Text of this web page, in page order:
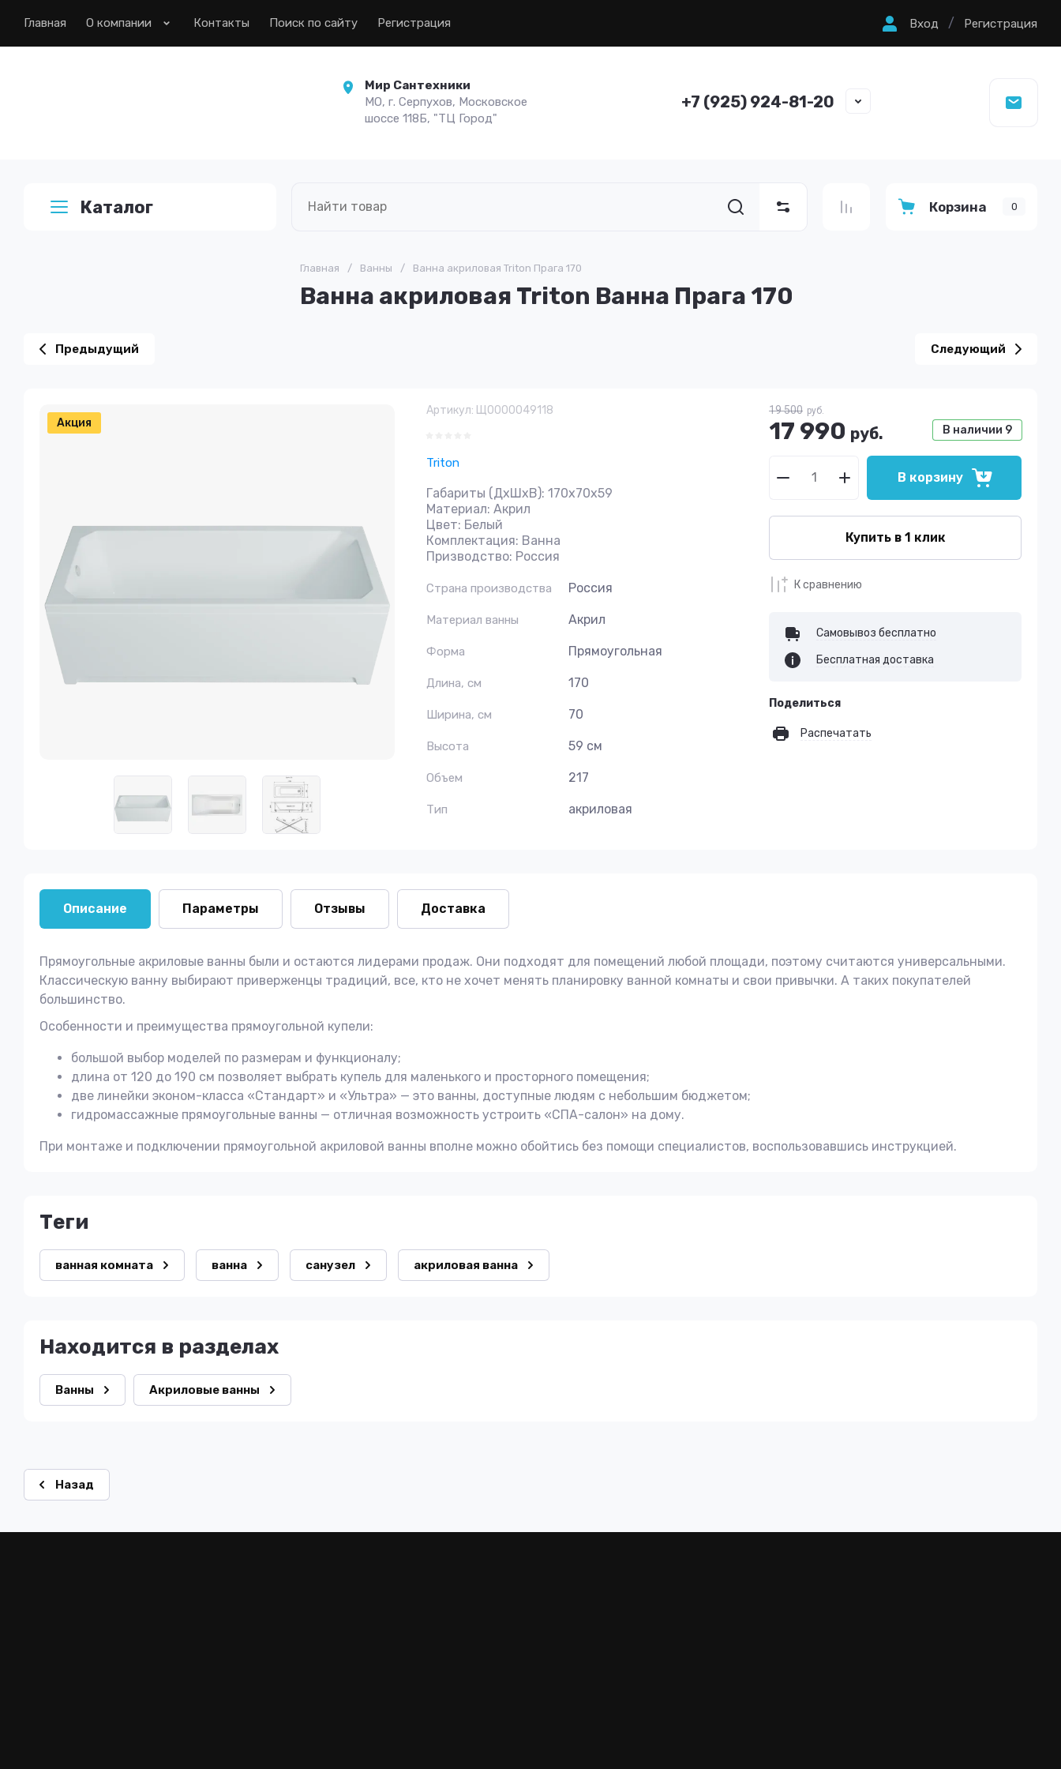
Главная О компании Контакты Поиск по сайту Регистрация Вход / Регистрация
Мир Сантехники
МО, г. Серпухов, Московское
шоссе 118Б, "ТЦ Город"
+7 (925) 924-81-20
Каталог Корзина 0
Главная / Ванны / Ванна акриловая Triton Прага 170
Ванна акриловая Triton Ванна Прага 170
Предыдущий Следующий
Акция
Артикул: Щ0000049118
Triton
Габариты (ДxШxВ): 170x70x59
Материал: Акрил
Цвет: Белый
Комплектация: Ванна
Призводство: Россия
Страна производства Россия
Материал ванны Акрил
Форма Прямоугольная
Длина, см 170
Ширина, см 70
Высота 59 см
Объем 217
Тип акриловая
В наличии 9
19 500 руб.
17 990 руб.
В корзину
Купить в 1 клик
К сравнению
Самовывоз бесплатно
Бесплатная доставка
Поделиться
Распечатать
Описание Параметры Отзывы Доставка
Прямоугольные акриловые ванны были и остаются лидерами продаж. Они подходят для помещений любой площади, поэтому считаются универсальными.
Классическую ванну выбирают приверженцы традиций, все, кто не хочет менять планировку ванной комнаты и свои привычки. А таких покупателей
большинство.
Особенности и преимущества прямоугольной купели:
большой выбор моделей по размерам и функционалу;
длина от 120 до 190 см позволяет выбрать купель для маленького и просторного помещения;
две линейки эконом-класса «Стандарт» и «Ультра» — это ванны, доступные людям с небольшим бюджетом;
гидромассажные прямоугольные ванны — отличная возможность устроить «СПА-салон» на дому.
При монтаже и подключении прямоугольной акриловой ванны вполне можно обойтись без помощи специалистов, воспользовавшись инструкцией.
теги
ванная комната ванна санузел акриловая ванна
Находится в разделах
Ванны Акриловые ванны
Назад